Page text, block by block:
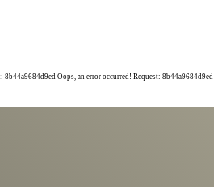
Oops, an error occurred! Request: 8b44a9684d9ed